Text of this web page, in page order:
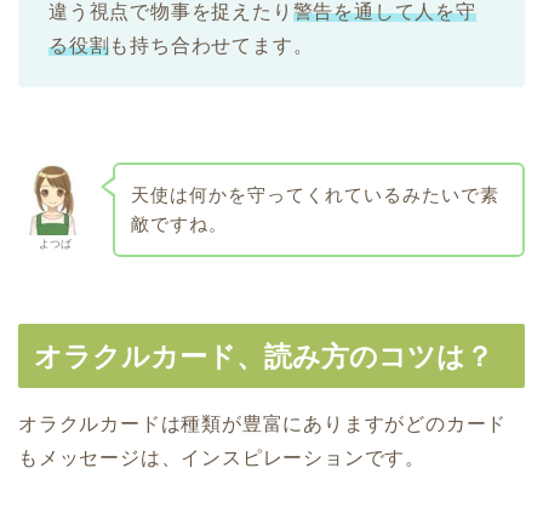
違う視点で物事を捉えたり 警告を通して人を守
る役割も持ち合わせてます。
よつば
天使は何かを守ってくれているみたいで素
敵ですね。
オラクルカード、読み方のコツは？
オラクルカードは種類が豊富にありますがどのカード
もメッセージは、インスピレーションです。